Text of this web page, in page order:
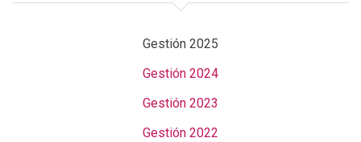
Gestión 2025
Gestión 2024
Gestión 2023
Gestión 2022